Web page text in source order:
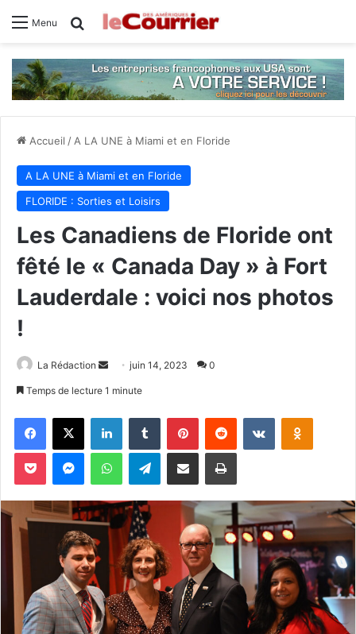
Menu Rechercher
Accueil / A LA UNE à Miami et en Floride
A LA UNE à Miami et en Floride
FLORIDE : Sorties et Loisirs
Les Canadiens de Floride ont
fêté le « Canada Day » à Fort
Lauderdale : voici nos photos
!
La Rédaction
Envoyerjuin 14, 2023 0
Temps de lecture 1 minute
Facebook
X LinkedinTumblr PinterestReddit VKontakte
Pocket MessengerWhatsAppTelegramPartager par email Imprimer